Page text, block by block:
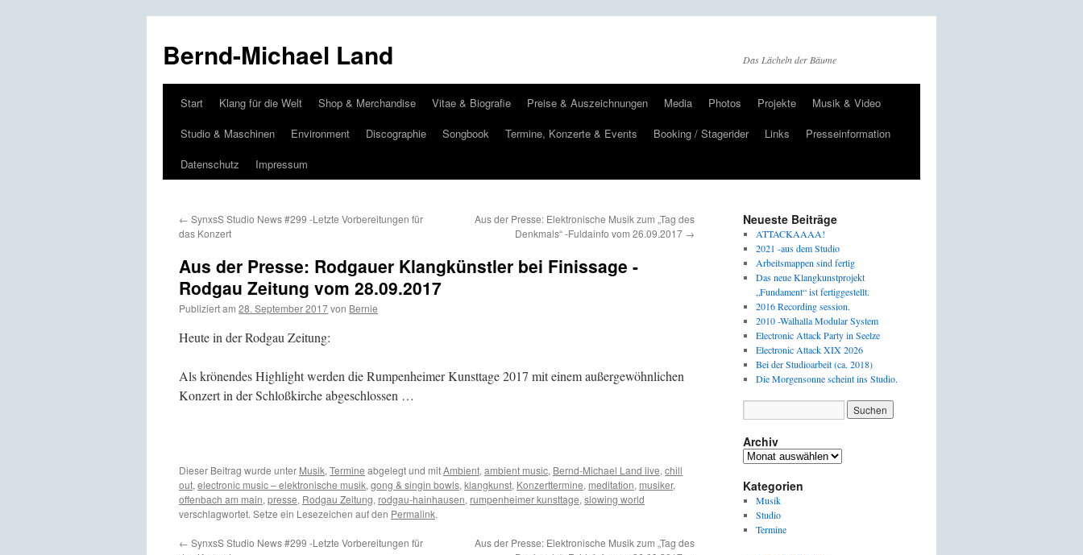
Bernd-Michael Land Das Lächeln der Bäume
Zum
Inhalt
springen
Start Klang für die Welt Shop & Merchandise Vitae & Biografie Preise & Auszeichnungen Media Photos Projekte
Musik & Video
Studio & Maschinen
Environment Discographie Songbook Termine, Konzerte & Events Booking / Stagerider Links
Presseinformation
Datenschutz
Impressum
← SynxsS Studio News #299 -Letzte Vorbereitungen für
das Konzert
Aus der Presse: Elektronische Musik zum „Tag des
Denkmals“ -Fuldainfo vom 26.09.2017 →
Aus der Presse: Rodgauer Klangkünstler bei Finissage -
Rodgau Zeitung vom 28.09.2017
Publiziert am 28. September 2017von Bernie
Heute in der Rodgau Zeitung:
Als krönendes Highlight werden die Rumpenheimer Kunsttage 2017 mit einem außergewöhnlichen
Konzert in der Schloßkirche abgeschlossen …
Dieser Beitrag wurde unter Musik, Termine abgelegt und mitAmbient, ambient music, Bernd-Michael Land live, chill
out, electronic music – elektronische musik, gong & singin bowls, klangkunst, Konzerttermine, meditation, musiker,
offenbach am main, presse, Rodgau Zeitung, rodgau-hainhausen, rumpenheimer kunsttage, slowing world
verschlagwortet. Setze ein Lesezeichen auf den Permalink.
← SynxsS Studio News #299 -Letzte Vorbereitungen für
Aus der Presse: Elektronische Musik zum „Tag des
Neueste Beiträge
ATTACKAAAA!
2021 -aus dem Studio
Arbeitsmappen sind fertig
Das neue Klangkunstprojekt
„Fundament“ ist fertiggestellt.
2016 Recording session.
2010 -Walhalla Modular System
Electronic Attack Party in Seelze
Electronic Attack XIX 2026
Bei der Studioarbeit (ca. 2018)
Die Morgensonne scheint ins Studio.
Archiv
Archiv
Kategorien
Musik
Studio
Termine